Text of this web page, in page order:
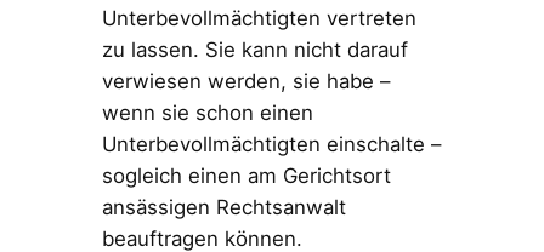
Unterbevollmächtigten vertreten
zu lassen. Sie kann nicht darauf
verwiesen werden, sie habe –
wenn sie schon einen
Unterbevollmächtigten einschalte –
sogleich einen am Gerichtsort
ansässigen Rechtsanwalt
beauftragen können.